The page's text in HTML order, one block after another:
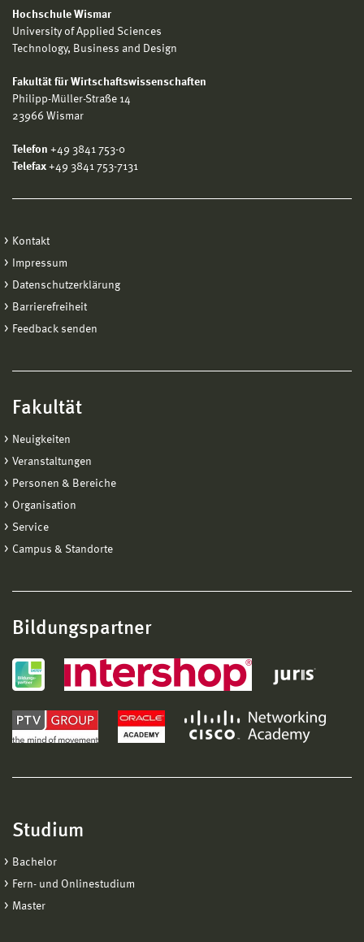
Hochschule Wismar
University of Applied Sciences
Technology, Business and Design
Fakultät für Wirtschaftswissenschaften
Philipp-Müller-Straße 14
23966 Wismar
Telefon +49 3841 753-0
Telefax +49 3841 753-7131
Kontakt
Impressum
Datenschutzerklärung
Barrierefreiheit
Feedback senden
Fakultät
Neuigkeiten
Veranstaltungen
Personen & Bereiche
Organisation
Service
Campus & Standorte
Bildungspartner
Studium
Bachelor
Fern- und Onlinestudium
Master